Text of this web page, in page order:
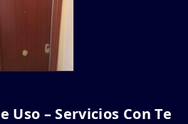
Uso – Servicios Con Te